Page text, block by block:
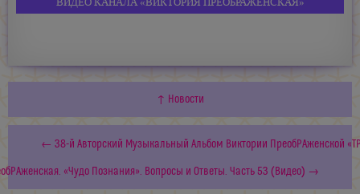
↑ Новости
← 38-й Авторский Музыкальный Альбом Виктории ПреобРАженской
«Чудо Познания». Вопросы и Ответы. Часть 53 (Видео) →